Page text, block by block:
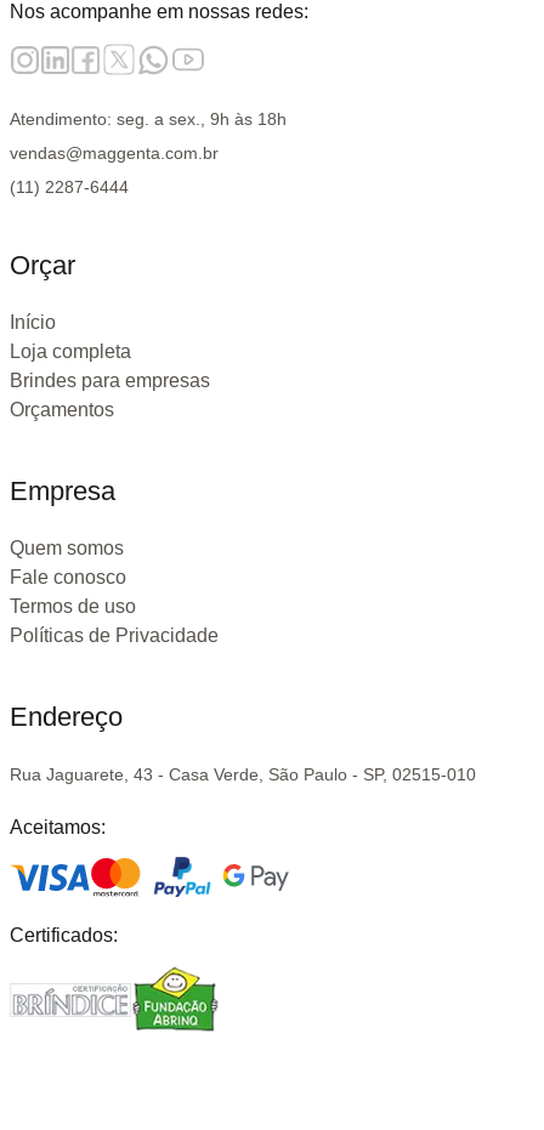
Nos acompanhe em nossas redes:
Atendimento: seg. a sex., 9h às 18h
vendas@maggenta.com.br
(11) 2287-6444
Orçar
Início
Loja completa
Brindes para empresas
Orçamentos
Empresa
Quem somos
Fale conosco
Termos de uso
Políticas de Privacidade
Endereço
Rua Jaguarete, 43 - Casa Verde, São Paulo - SP, 02515-010
Aceitamos:
Certificados: